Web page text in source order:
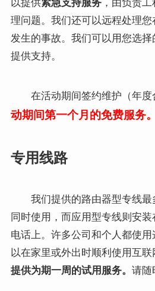
以提供紧急支持服务，由负责工
理问题。我们还可以远程处理
发生的事故。我们可以用您选择
提供支持。
在活动期间签约维护（年度
动期间第一个月的免费服务。
专用线路
我们提供的路由器型专线最
同时使用，而应用型专线则安
电话上。许多公司和个人都使
以在家里或外出时顺利使用互
提供为期一周的试用服务。 请随